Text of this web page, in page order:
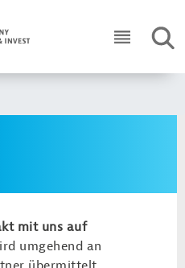
ICON
mit uns auf
umgehend an